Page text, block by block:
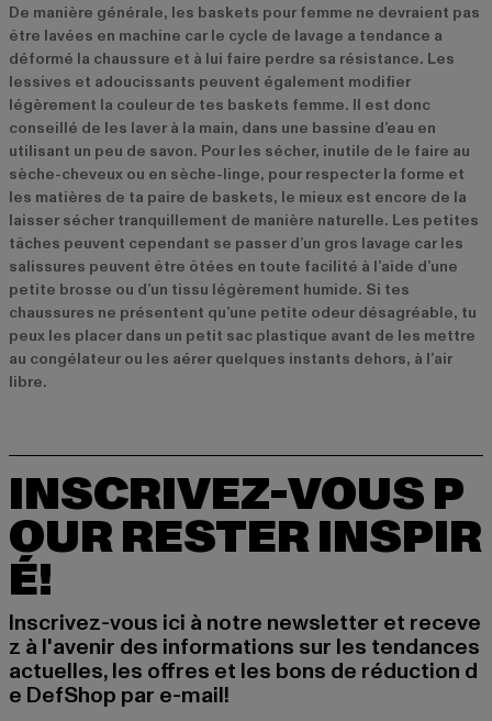
De manière générale, les baskets pour femme ne devraient pas
être lavées en machine car le cycle de lavage a tendance a
déformé la chaussure et à lui faire perdre sa résistance. Les
lessives et adoucissants peuvent également modifier
légèrement la couleur de tes baskets femme. Il est donc
conseillé de les laver à la main, dans une bassine d’eau en
utilisant un peu de savon. Pour les sécher, inutile de le faire au
sèche-cheveux ou en sèche-linge, pour respecter la forme et
les matières de ta paire de baskets, le mieux est encore de la
laisser sécher tranquillement de manière naturelle. Les petites
tâches peuvent cependant se passer d’un gros lavage car les
salissures peuvent être ôtées en toute facilité à l’aide d’une
petite brosse ou d’un tissu légèrement humide. Si tes
chaussures ne présentent qu’une petite odeur désagréable, tu
peux les placer dans un petit sac plastique avant de les mettre
au congélateur ou les aérer quelques instants dehors, à l’air
libre.
INSCRIVEZ-VOUS P
OUR RESTER INSPIR
É!
Inscrivez-vous ici à notre newsletter et receve
z à l'avenir des informations sur les tendances
actuelles, les offres et les bons de réduction d
e DefShop par e-mail!